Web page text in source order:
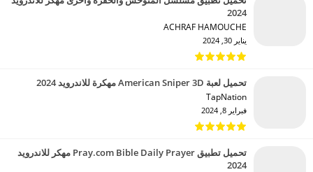
2024
ACHRAF HAMOUCHE‏
يناير 30, 2024
تحميل لعبة American Sniper 3D مهكرة للاندرويد 2024
TapNation‏
فبراير 8, 2024
تحميل تطبيق Pray.com Bible Daily Prayer مهكر للاندرويد
2024